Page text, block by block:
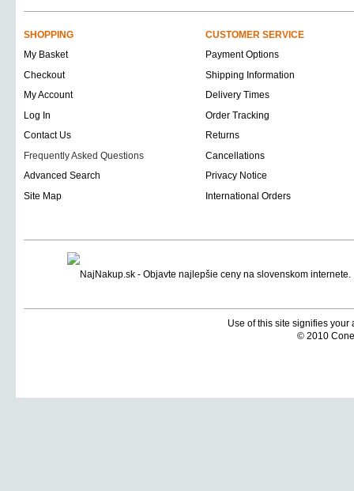
SHOPPING
CUSTOMER SERVICE
My Basket
Payment Options
Checkout
Shipping Information
My Account
Delivery Times
Log In
Order Tracking
Contact Us
Returns
Frequently Asked Questions
Cancellations
Advanced Search
Privacy Notice
Site Map
International Orders
Use of this site signifies
© 2010